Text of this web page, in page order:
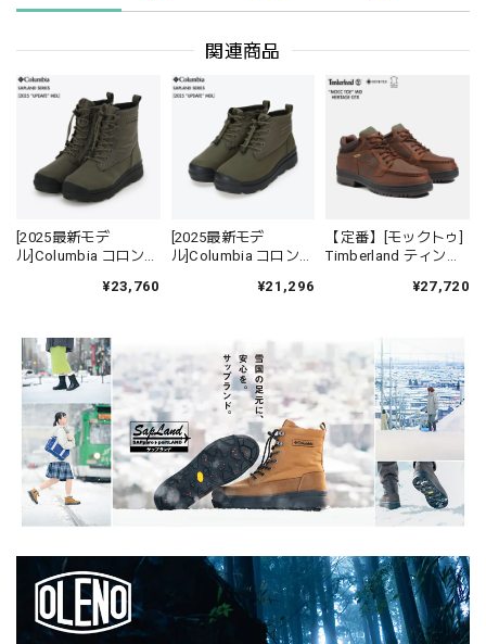
関連商品
[2025最新モデ
ル]Columbia コロンビ
ド フォー ウォーター
¥23,760
[2025最新モデ
ル]Columbia コロンビ
ド フォー チャッカ ウ
¥21,296
【定番】[モックトゥ]
Timberland ティンバ
テージ GTX モックト
¥27,720